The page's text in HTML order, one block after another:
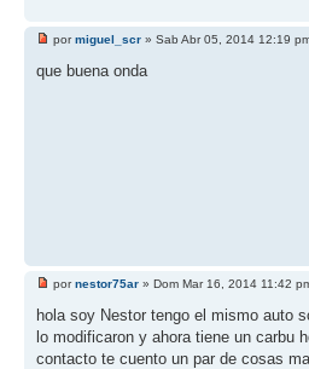
pormiguel_scr » Sab Abr 05, 2014 12:19
que buena onda
pornestor75ar » Dom Mar 16, 2014 11:42
hola soy Nestor tengo el mismo auto
lo modificaron y ahora tiene un carbu
contacto te cuento un par de cosas